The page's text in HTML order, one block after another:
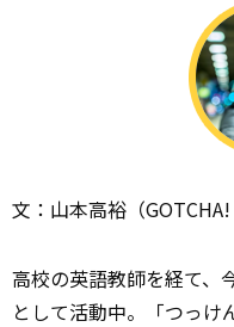
文：山本高裕（GOTCHA!
高校の英語教師を経て、
として活動中。「つっけ